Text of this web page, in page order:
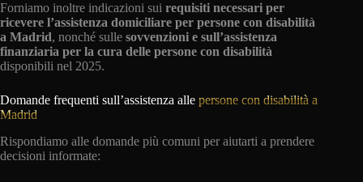
Forniamo inoltre indicazioni sui requisiti necessari per
ricevere l’assistenza domiciliare per persone con disabilità
a Madrid, nonché sulle sovvenzioni e sull’assistenza
finanziaria per la cura delle persone con disabilità
disponibili nel 2025.
Domande frequenti sull’assistenza alle persone con disabilità a
Madrid
Rispondiamo alle domande più comuni per aiutarti a prendere
decisioni informate: